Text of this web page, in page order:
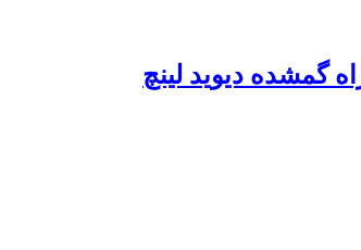
گمشده دیوید لینچ